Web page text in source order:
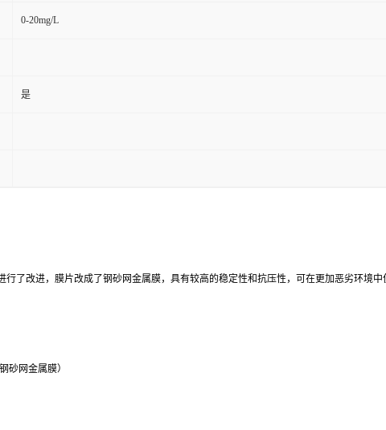
0-20mg/L
是
行了改进，膜片改成了钢砂网金属膜，具有较高的稳定性和抗压性，可在更加恶劣环境
砂网金属膜）